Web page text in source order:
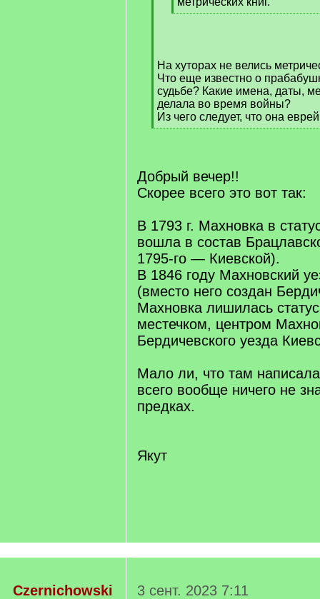
[
На хуторах не велись
Что еще известно о
судьбе? Какие имена, даты,
делала во время войны?
Из чего следует, что она
[
]
Добрый вечер!!
Скорее всего это вот так:
В 1793 г. Махновка в
вошла в состав
1795-го — Киевской).
В 1846 году Махновский
(вместо него создан
Махновка лишилась
местечком, центром
Бердичевского уезда
Мало ли, что там
всего вообще ничего не
предках.
Якут
Czernichowski
3 сент. 2023 7:11